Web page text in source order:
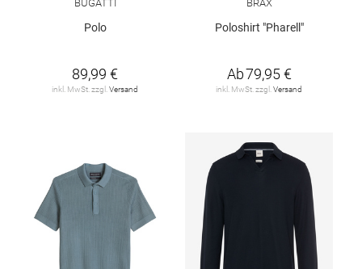
BUGATTI
Polo
89,99 €
inkl. MwSt. zzgl. Versand
BRAX
Poloshirt "Pharell"
Ab79,95 €
inkl. MwSt. zzgl. Versand